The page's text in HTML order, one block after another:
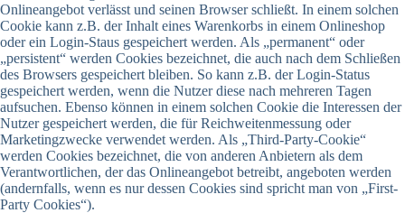
Onlineangebot verlässt und seinen Browser schließt. In einem solchen
Cookie kann z.B. der Inhalt eines Warenkorbs in einem Onlineshop
oder ein Login-Staus gespeichert werden. Als „permanent“ oder
„persistent“ werden Cookies bezeichnet, die auch nach dem Schließen
des Browsers gespeichert bleiben. So kann z.B. der Login-Status
gespeichert werden, wenn die Nutzer diese nach mehreren Tagen
aufsuchen. Ebenso können in einem solchen Cookie die Interessen der
Nutzer gespeichert werden, die für Reichweitenmessung oder
Marketingzwecke verwendet werden. Als „Third-Party-Cookie“
werden Cookies bezeichnet, die von anderen Anbietern als dem
Verantwortlichen, der das Onlineangebot betreibt, angeboten werden
(andernfalls, wenn es nur dessen Cookies sind spricht man von „First-
Party Cookies“).